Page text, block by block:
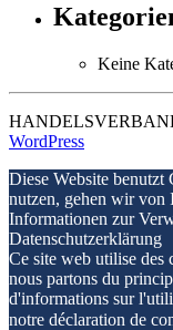
Keine
WordPress
Diese Website benutzt
nutzen, gehen wir von
Informationen zur
Datenschutzerklärung
Ce site web utilise des
nous partons du
d'informations sur
notre déclaration de